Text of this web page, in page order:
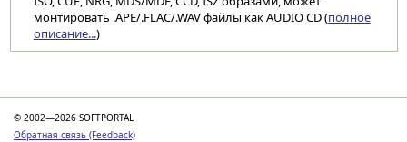
монтировать .APE/.FLAC/.WAV файлы как AUDIO CD (полное
описание...)
© 2002—2026 SOFTPORTAL
Обратная связь (Feedback)